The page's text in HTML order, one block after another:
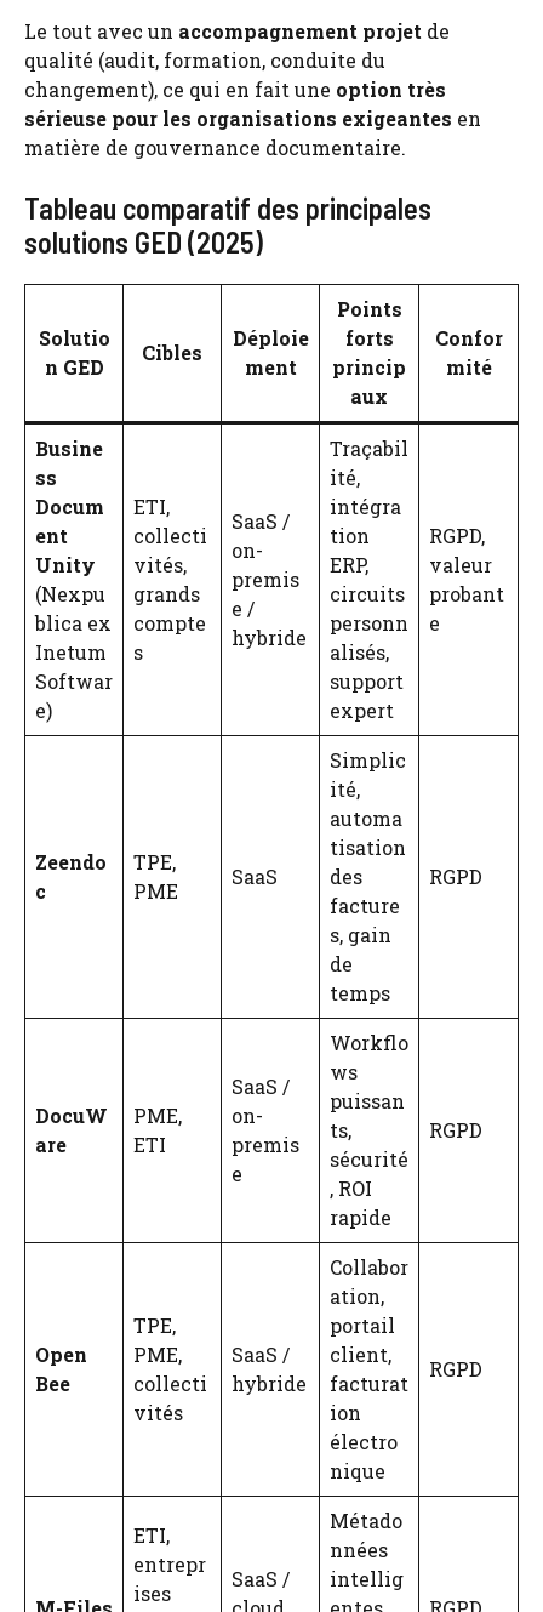
Le tout avec un accompagnement projet de
qualité (audit, formation, conduite du
changement), ce qui en fait une option très
sérieuse pour les organisations exigeantes en
matière de gouvernance documentaire.
Tableau comparatif des principales
solutions GED (2025)
Solutio
n GED
Cibles
Déploie
ment
Points
forts
princip
aux
Confor
mité
Busine
ss
Docum
ent
Unity
(Nexpu
blica ex
Inetum
Softwar
e)
ETI,
collecti
vités,
grands
compte
s
SaaS /
on-
premis
e /
hybride
Traçabil
ité,
intégra
tion
ERP,
circuits
personn
alisés,
support
expert
RGPD,
valeur
probant
e
Zeendo
c
TPE,
PME
SaaS
Simplic
ité,
automa
tisation
des
facture
s, gain
de
temps
RGPD
DocuW
are
PME,
ETI
SaaS /
on-
premis
e
Workflo
ws
puissan
ts,
sécurité
, ROI
rapide
RGPD
Open
Bee
TPE,
PME,
collecti
vités
SaaS /
hybride
Collabor
ation,
portail
client,
facturat
ion
électro
nique
RGPD
ETI,
entrepr
ises
SaaS /
Métado
nnées
intellig